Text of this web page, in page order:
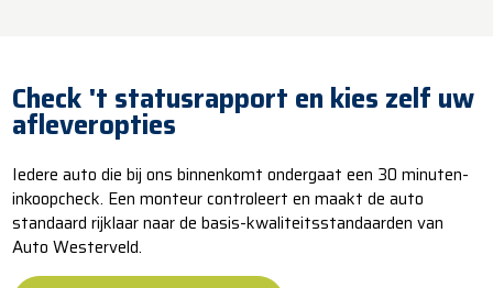
Check 't statusrapport en kies zelf uw
afleveropties
Iedere auto die bij ons binnenkomt ondergaat een 30 minuten-
inkoopcheck. Een monteur controleert en maakt de auto
standaard rijklaar naar de basis-kwaliteitsstandaarden van
Auto Westerveld.